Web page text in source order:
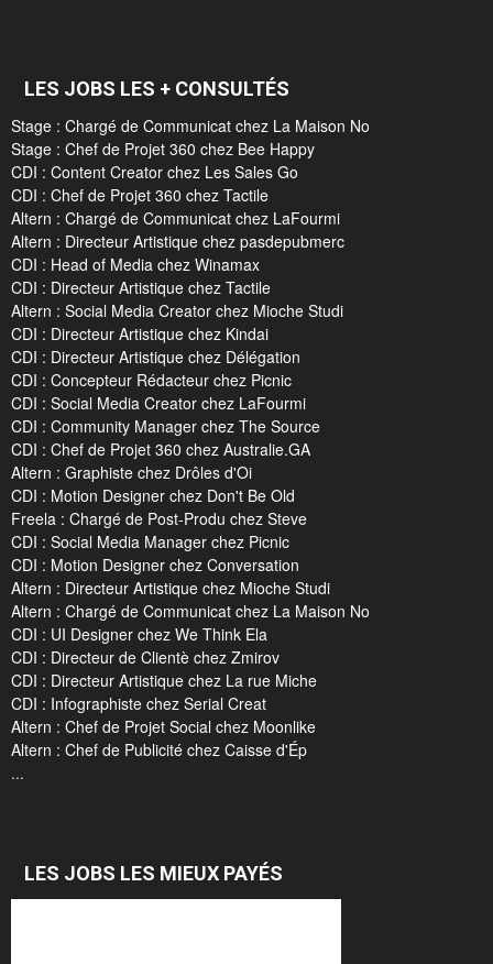
LES JOBS LES + CONSULTÉS
Stage : Chargé de Communicat chez La Maison No
Stage : Chef de Projet 360 chez Bee Happy
CDI : Content Creator chez Les Sales Go
CDI : Chef de Projet 360 chez Tactile
Altern : Chargé de Communicat chez LaFourmi
Altern : Directeur Artistique chez pasdepubmerc
CDI : Head of Media chez Winamax
CDI : Directeur Artistique chez Tactile
Altern : Social Media Creator chez Mioche Studi
CDI : Directeur Artistique chez Kindai
CDI : Directeur Artistique chez Délégation
CDI : Concepteur Rédacteur chez Picnic
CDI : Social Media Creator chez LaFourmi
CDI : Community Manager chez The Source
CDI : Chef de Projet 360 chez Australie.GA
Altern : Graphiste chez Drôles d'Oi
CDI : Motion Designer chez Don't Be Old
Freela : Chargé de Post-Produ chez Steve
CDI : Social Media Manager chez Picnic
CDI : Motion Designer chez Conversation
Altern : Directeur Artistique chez Mioche Studi
Altern : Chargé de Communicat chez La Maison No
CDI : UI Designer chez We Think Ela
CDI : Directeur de Clientè chez Zmirov
CDI : Directeur Artistique chez La rue Miche
CDI : Infographiste chez Serial Creat
Altern : Chef de Projet Social chez Moonlike
Altern : Chef de Publicité chez Caisse d'Ép
...
LES JOBS LES MIEUX PAYÉS